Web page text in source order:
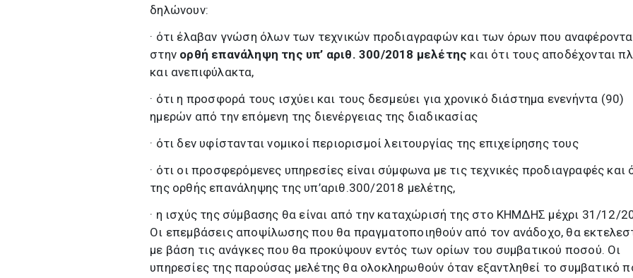
δηλώνουν:
· ότι έλαβαν γνώση όλων των τεχνικών προδιαγραφών και των όρων που
στην ορθή επανάληψη της υπ’ αριθ. 300/2018 μελέτης και ότι τους αποδέχονται
και ανεπιφύλακτα,
· ότι η προσφορά τους ισχύει και τους δεσμεύει για χρονικό διάστημα ενενήντα (90)
ημερών από την επόμενη της διενέργειας της διαδικασίας
· ότι δεν υφίστανται νομικοί περιορισμοί λειτουργίας της επιχείρησης τους
· ότι οι προσφερόμενες υπηρεσίες είναι σύμφωνα με τις τεχνικές προδιαγραφές και
της ορθής επανάληψης της υπ’αριθ.300/2018 μελέτης,
· η ισχύς της σύμβασης θα είναι από την καταχώρισή της στο ΚΗΜΔΗΣ μέχρι 31/12/
Οι επεμβάσεις αποψίλωσης που θα πραγματοποιηθούν από τον ανάδοχο, θα
με βάση τις ανάγκες που θα προκύψουν εντός των ορίων του συμβατικού ποσού. Οι
υπηρεσίες της παρούσας μελέτης θα ολοκληρωθούν όταν εξαντληθεί το συμβατικό